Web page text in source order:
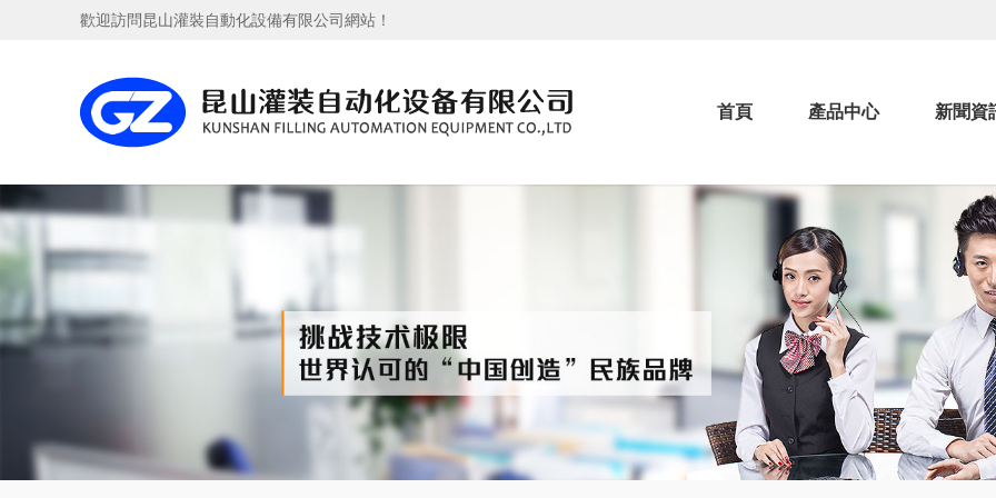
歡迎訪問昆山灌裝自動化設備有限公司網站！
首頁 產品中心 新聞資